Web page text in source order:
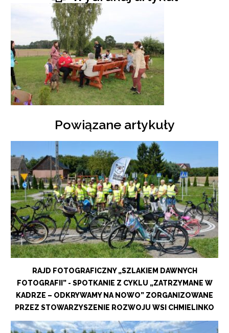
Powiązane artykuły
RAJD FOTOGRAFICZNY „SZLAKIEM DAWNYCH
FOTOGRAFII” - SPOTKANIE Z CYKLU „ZATRZYMANE W
KADRZE – ODKRYWAMY NA NOWO” ZORGANIZOWANE
PRZEZ STOWARZYSZENIE ROZWOJU WSI CHMIELINKO